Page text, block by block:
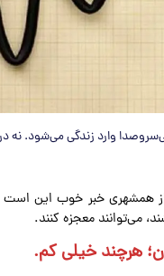
وارد زندگی می‌شود. نه
از همشهری خبر خوب این
می‌توانند معجزه کنند.
هرچند خیلی کم.